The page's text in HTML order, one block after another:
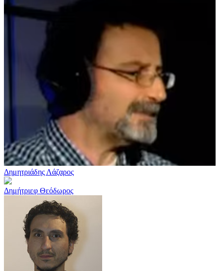
Δημητριάδης Λάζαρος
Δημήτριεφ Θεόδωρος